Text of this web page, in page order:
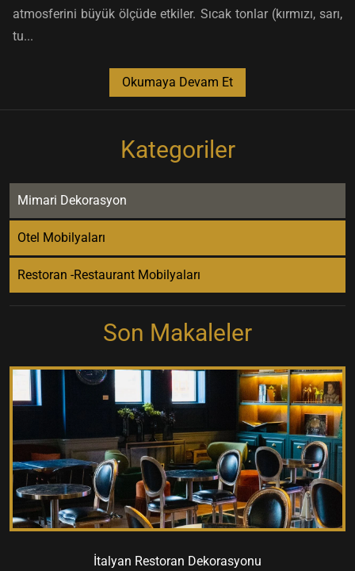
atmosferini büyük ölçüde etkiler. Sıcak tonlar (kırmızı, sarı,
tu...
Okumaya Devam Et
Kategoriler
Mimari Dekorasyon
Otel Mobilyaları
Restoran -Restaurant Mobilyaları
Son Makaleler
İtalyan Restoran Dekorasyonu